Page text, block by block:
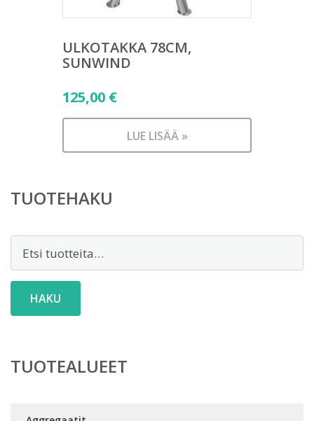
ULKOTAKKA 78CM,
SUNWIND
125,00 €
LUE LISÄÄ »
TUOTEHAKU
HAKU
TUOTEALUEET